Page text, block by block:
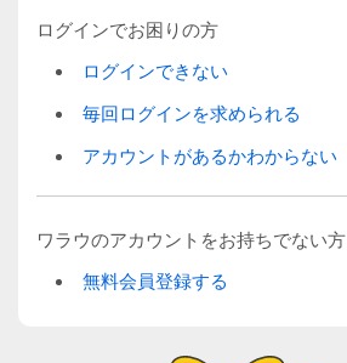
ログインでお困りの方
ログインできない
毎回ログインを求められる
アカウントがあるかわからない
ワラウのアカウントをお持ちでない方
無料会員登録する